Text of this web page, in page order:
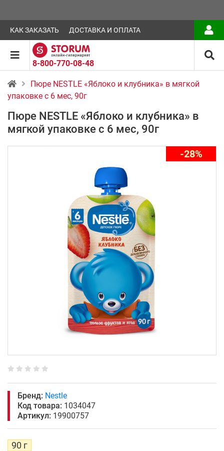
КАК ЗАКАЗАТЬ ДОСТАВКА И ОПЛАТА
8-800-770-08-48
Пюре NESTLE «Яблоко и клубника» в мягкой
упаковке с 6 мес, 90г
Пюре NESTLE «Яблоко и клубника» в
мягкой упаковке с 6 мес, 90г
-28%
Бренд: Nestle
Код товара: 1034047
Артикул: 19900757
90 г